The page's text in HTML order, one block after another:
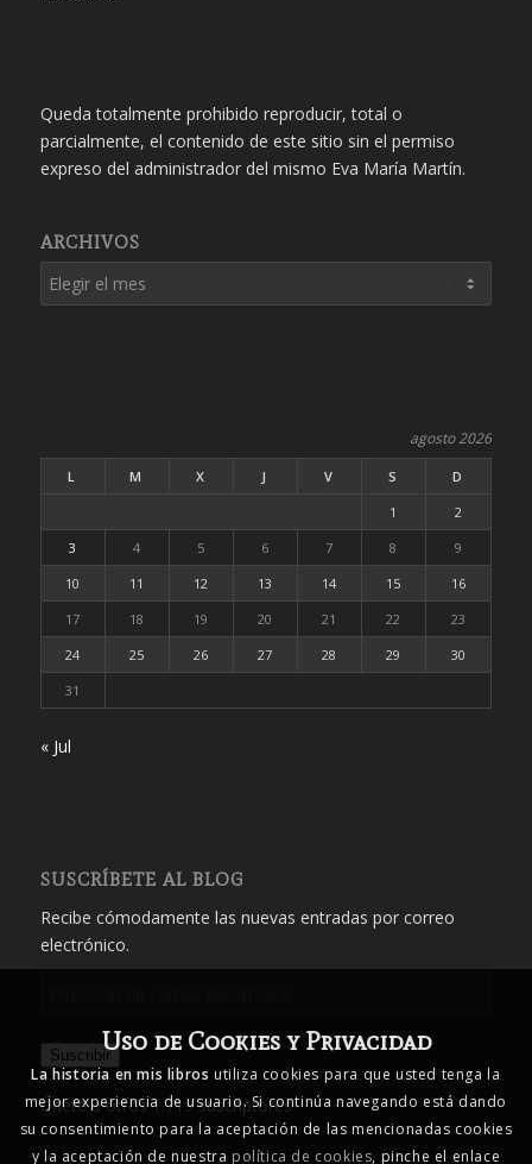
Queda totalmente prohibido reproducir, total o
parcialmente, el contenido de este sitio sin el permiso
expreso del administrador del mismo Eva María Martín.
ARCHIVOS
agosto 2026
L M X J V S
D
1
2
3
4 5 6 7 8
9
10
11 12 13 14 15
16
17
18 19 20 21 22
23
24
25 26 27 28 29
30
31
« Jul
SUSCRÍBETE AL BLOG
Recibe cómodamente las nuevas entradas por correo
electrónico.
correo
electrónico
Suscribir
Únete a otros 1.719 suscriptores
Uso de Cookies y Privacidad
La historia en mis libros utiliza cookies para que usted tenga la
mejor experiencia de usuario. Si continúa navegando está dando
su consentimiento para la aceptación de las mencionadas cookies
y la aceptación de nuestra política de cookies, pinche el enlace